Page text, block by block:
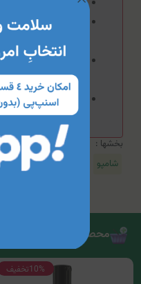
از مصرف بیش از حد
در صورت بروز
از تماس این
جلوگیری کنید.
استفاده از
مراقبت‌کننده در
بخشها :
شامپو
محصولات مرتبط
10%تخفیف